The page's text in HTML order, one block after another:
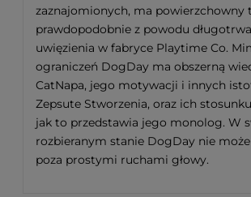
zaznajomionych, ma powierzchowny
prawdopodobnie z powodu
uwięzienia w fabryce Playtime Co.
ograniczeń DogDay ma obszerną
CatNapa, jego motywacji i innych
Zepsute Stworzenia, oraz ich
jak to przedstawia jego monolog. W
rozbieranym stanie DogDay nie może
poza prostymi ruchami głowy.